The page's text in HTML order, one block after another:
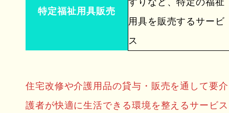
特定福祉用具販売
用具を販売するサービ
ス
住宅改修や介護用品の貸与・販売を通して要介
護者が快適に生活できる環境を整えるサービス